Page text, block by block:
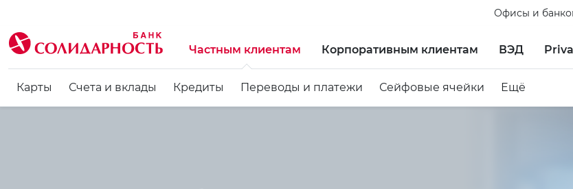
Офисы и
Частным клиентам Корпоративным клиентам ВЭД
Карты Счета и вклады Кредиты Переводы и платежи Сейфовые ячейки Ещё